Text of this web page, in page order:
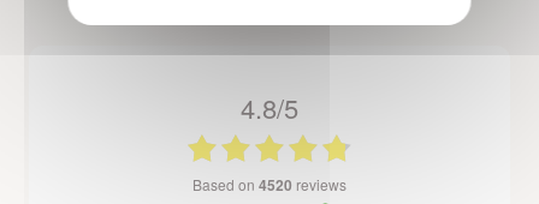
4.8/5
based on 4520 reviews